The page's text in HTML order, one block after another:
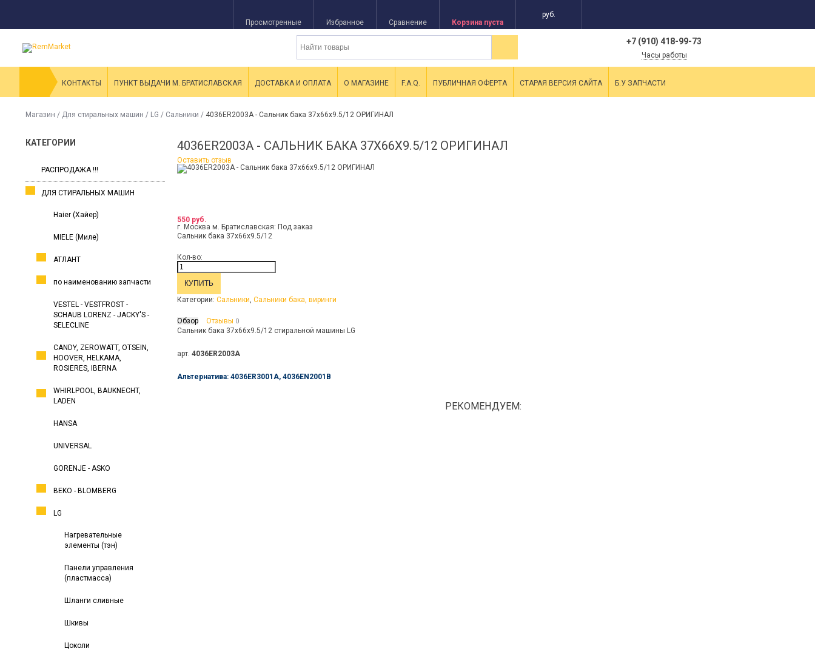
Просмотренные Избранное Сравнение Корзина пуста
руб.
+7 (910) 418-99-73
Часы работы
КОНТАКТЫ ПУНКТ ВЫДАЧИ М. БРАТИСЛАВСКАЯ ДОСТАВКА И ОПЛАТА О МАГАЗИНЕ F.A.Q. ПУБЛИЧНАЯ ОФЕРТА СТАРАЯ ВЕРСИЯ САЙТА Б.У ЗАПЧАСТИ
Магазин / Для стиральных машин / LG / Сальники / 4036ER2003A - Сальник бака 37x66x9.5/12 ОРИГИНАЛ
КАТЕГОРИИ
РАСПРОДАЖА !!!
ДЛЯ СТИРАЛЬНЫХ МАШИН
Haier (Хайер)
MIELE (Миле)
АТЛАНТ
по наименованию запчасти
VESTEL - VESTFROST -
SCHAUB LORENZ - JACKY'S -
SELECLINE
CANDY, ZEROWATT, OTSEIN,
HOOVER, HELKAMA,
ROSIERES, IBERNA
WHIRLPOOL, BAUKNECHT,
LADEN
HANSA
UNIVERSAL
GORENJE - ASKO
BEKO - BLOMBERG
LG
Нагревательные
элементы (тэн)
Панели управления
(пластмасса)
Шланги сливные
Шкивы
Цоколи
4036ER2003A - САЛЬНИК БАКА 37X66X9.5/12 ОРИГИНАЛ
Оставить отзыв
550 руб.
г. Москва м. Братиславская: Под заказ
Сальник бака 37x66x9.5/12
Кол-во:
Категории: Сальники, Сальники бака, виринги
Обзор Отзывы 0
Сальник бака 37x66x9.5/12 стиральной машины LG
арт. 4036ER2003A
Альтернатива: 4036ER3001A, 4036EN2001B
РЕКОМЕНДУЕМ: